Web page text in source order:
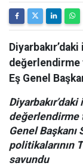
değerlendirme
Eş Genel
değerlendirme
Genel
politikalarının
savundu